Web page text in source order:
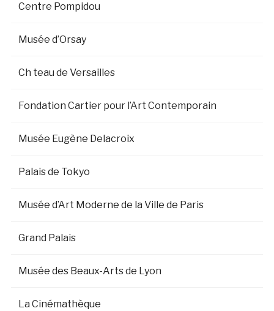
Centre Pompidou
Musée d’Orsay
Ch teau de Versailles
Fondation Cartier pour l’Art Contemporain
Musée Eugène Delacroix
Palais de Tokyo
Musée d’Art Moderne de la Ville de Paris
Grand Palais
Musée des Beaux-Arts de Lyon
La Cinémathèque